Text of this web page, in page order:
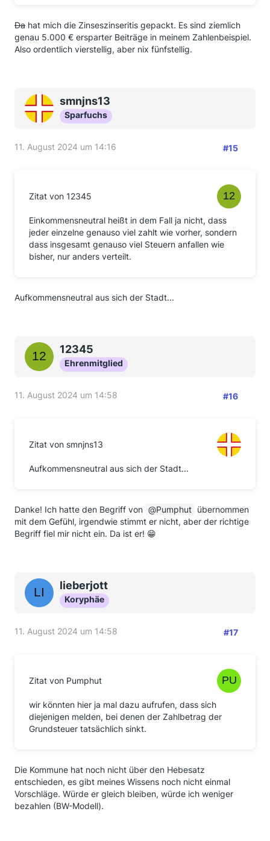
Da hat mich die Zinseszinseritis gepackt. Es sind ziemlich
genau 5.000 € ersparter Beiträge in meinem Zahlenbeispiel.
Also ordentlich vierstellig, aber nix fünfstellig.
smnjns13
Sparfuchs
11. August 2024 um 14:16 #15
Zitat von 12345
Einkommensneutral heißt in dem Fall ja nicht, dass
jeder einzelne genauso viel zahlt wie vorher, sondern
dass insgesamt genauso viel Steuern anfallen wie
bisher, nur anders verteilt.
Aufkommensneutral aus sich der Stadt...
12345
Ehrenmitglied
11. August 2024 um 14:58 #16
Zitat von smnjns13
Aufkommensneutral aus sich der Stadt...
Danke! Ich hatte den Begriff von Pumphut übernommen
mit dem Gefühl, irgendwie stimmt er nicht, aber der richtige
Begriff fiel mir nicht ein. Da ist er! 😁
lieberjott
Koryphäe
11. August 2024 um 14:58 #17
Zitat von Pumphut
wir könnten hier ja mal dazu aufrufen, dass sich
diejenigen melden, bei denen der Zahlbetrag der
Grundsteuer tatsächlich sinkt.
Die Kommune hat noch nicht über den Hebesatz
entschieden, es gibt meines Wissens noch nicht einmal
Vorschläge. Würde er gleich bleiben, würde ich weniger
bezahlen (BW-Modell).